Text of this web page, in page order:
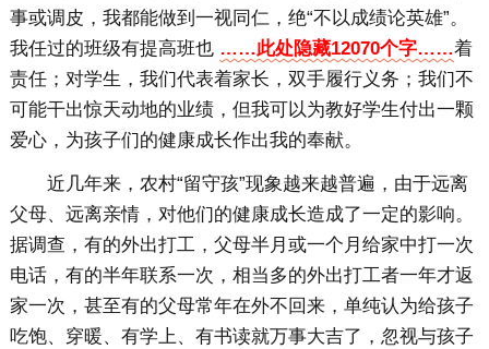
事或调皮，我都能做到一视同仁，绝“不以成绩论英雄”。
我任过的班级有提高班也 ……此处隐藏12070个字……着
责任；对学生，我们代表着家长，双手履行义务；我们不
可能干出惊天动地的业绩，但我可以为教好学生付出一颗
爱心，为孩子们的健康成长作出我的奉献。
近几年来，农村“留守孩”现象越来越普遍，由于远离
父母、远离亲情，对他们的健康成长造成了一定的影响。
据调查，有的外出打工，父母半月或一个月给家中打一次
电话，有的半年联系一次，相当多的外出打工者一年才返
家一次，甚至有的父母常年在外不回来，单纯认为给孩子
吃饱、穿暖、有学上、有书读就万事大吉了，忽视与孩子